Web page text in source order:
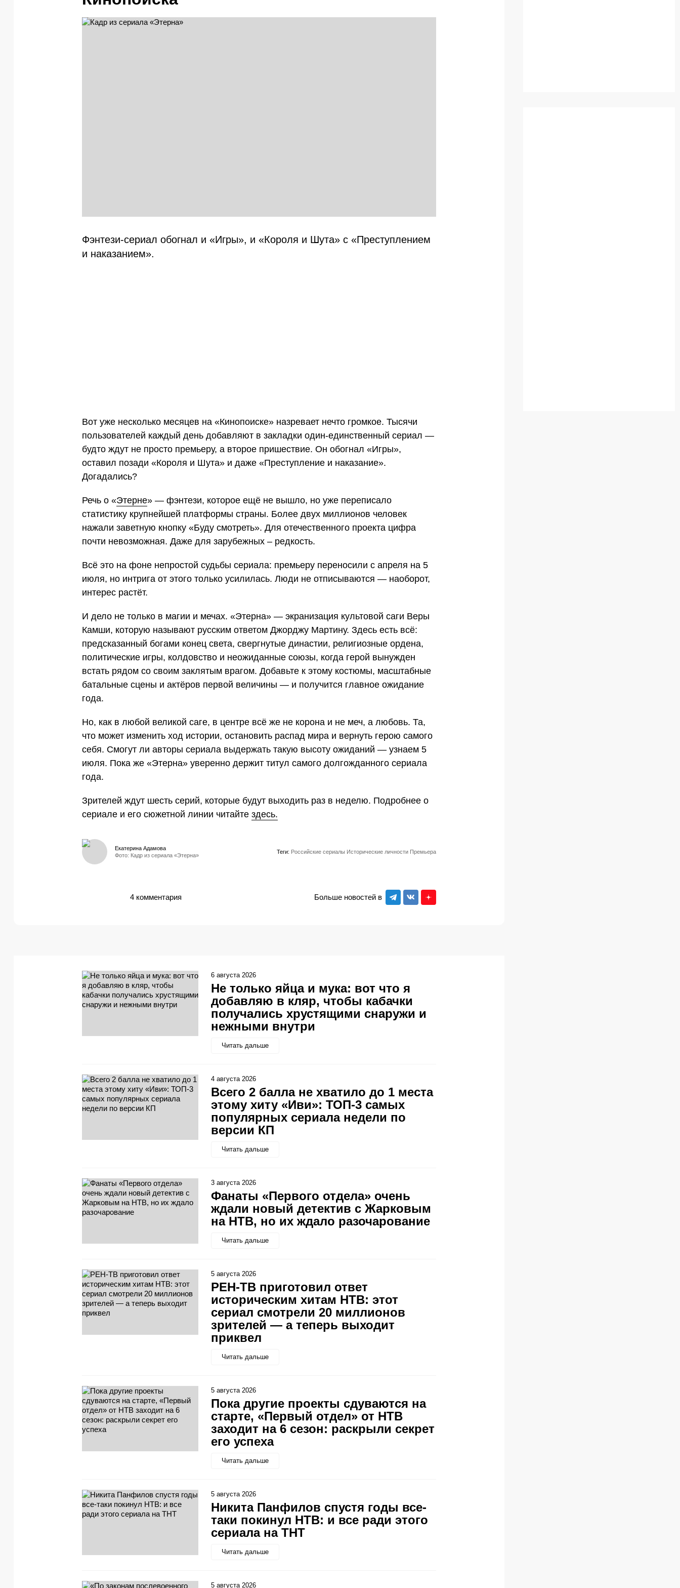
Фэнтези-сериал обогнал и «Игры», и «Короля и Шута» с «Преступлением
и наказанием».
Вот уже несколько месяцев на «Кинопоиске» назревает нечто громкое. Тысячи
пользователей каждый день добавляют в закладки один-единственный сериал —
будто ждут не просто премьеру, а второе пришествие. Он обогнал «Игры»,
оставил позади «Короля и Шута» и даже «Преступление и наказание».
Догадались?
Речь о «Этерне» — фэнтези, которое ещё не вышло, но уже переписало
статистику крупнейшей платформы страны. Более двух миллионов человек
нажали заветную кнопку «Буду смотреть». Для отечественного проекта цифра
почти невозможная. Даже для зарубежных – редкость.
Всё это на фоне непростой судьбы сериала: премьеру переносили с апреля на 5
июля, но интрига от этого только усилилась. Люди не отписываются — наоборот,
интерес растёт.
И дело не только в магии и мечах. «Этерна» — экранизация культовой саги Веры
Камши, которую называют русским ответом Джорджу Мартину. Здесь есть всё:
предсказанный богами конец света, свергнутые династии, религиозные ордена,
политические игры, колдовство и неожиданные союзы, когда герой вынужден
встать рядом со своим заклятым врагом. Добавьте к этому костюмы, масштабные
батальные сцены и актёров первой величины — и получится главное ожидание
года.
Но, как в любой великой саге, в центре всё же не корона и не меч, а любовь. Та,
что может изменить ход истории, остановить распад мира и вернуть герою самого
себя. Смогут ли авторы сериала выдержать такую высоту ожиданий — узнаем 5
июля. Пока же «Этерна» уверенно держит титул самого долгожданного сериала
года.
Зрителей ждут шесть серий, которые будут выходить раз в неделю. Подробнее о
сериале и его сюжетной линии читайте здесь.
Фото: Кадр из сериала «Этерна»
Екатерина Адамова
Теги: Российские сериалы Исторические личности Премьера
Больше новостей в
4 комментария
Не только яйца и мука: вот что я
добавляю в кляр, чтобы кабачки
получались хрустящими снаружи и
нежными внутри
Читать дальше
6 августа 2026
Всего 2 балла не хватило до 1 места
этому хиту «Иви»: ТОП-3 самых
популярных сериала недели по
версии КП
Читать дальше
4 августа 2026
Фанаты «Первого отдела» очень
ждали новый детектив с Жарковым
на НТВ, но их ждало разочарование
Читать дальше
3 августа 2026
РЕН-ТВ приготовил ответ
историческим хитам НТВ: этот
сериал смотрели 20 миллионов
зрителей — а теперь выходит
приквел
Читать дальше
5 августа 2026
Пока другие проекты сдуваются на
старте, «Первый отдел» от НТВ
заходит на 6 сезон: раскрыли секрет
его успеха
Читать дальше
5 августа 2026
Никита Панфилов спустя годы все-
таки покинул НТВ: и все ради этого
сериала на ТНТ
Читать дальше
5 августа 2026
5 августа 2026